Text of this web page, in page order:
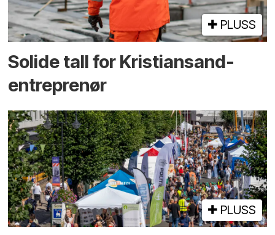
PLUSS
Solide tall for Kristiansand-
entreprenør
PLUSS